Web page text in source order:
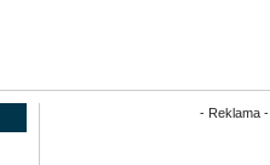
- Reklama -